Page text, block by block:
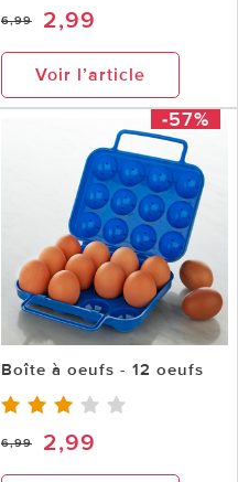
6,99 2,99
Voir l’article
-57%
Boîte à oeufs - 12 oeufs
6,99 2,99